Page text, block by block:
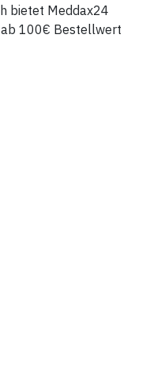
bietet Meddax24
ab 100€ Bestellwert